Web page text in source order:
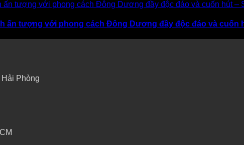
ấn tượng với phong cách Đông Dương đầy độc đáo và cuốn
Phòng